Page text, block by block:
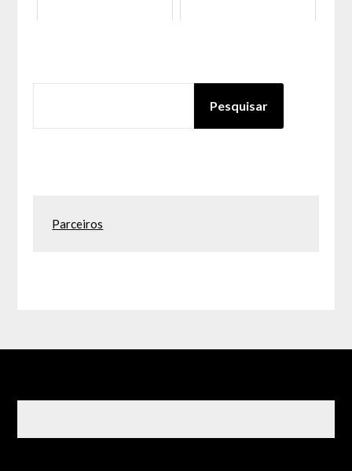
Pesquisar
Parceiros